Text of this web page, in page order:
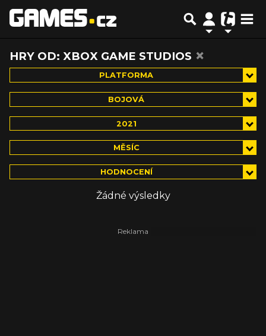
HRY OD: XBOX GAME STUDIOS ×
PLATFORMA
BOJOVÁ
2021
MĚSÍC
HODNOCENÍ
Žádné výsledky